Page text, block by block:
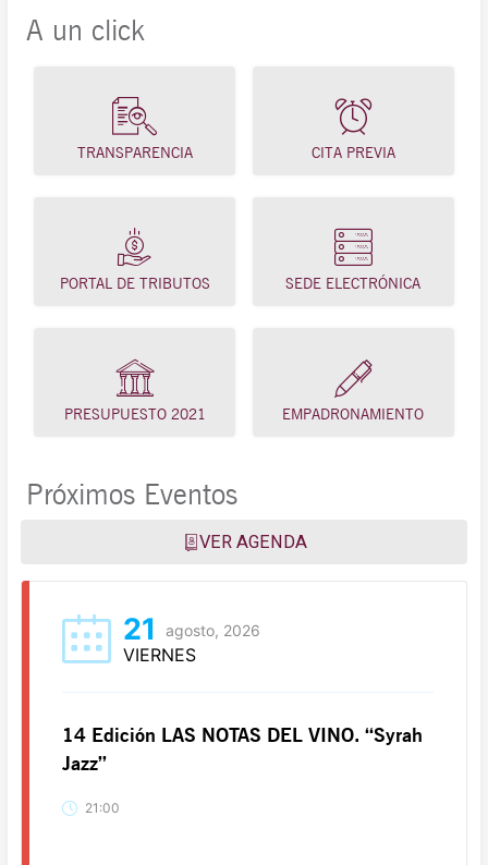
A un click
TRANSPARENCIA CITA PREVIA
PORTAL DE TRIBUTOS SEDE ELECTRÓNICA
PRESUPUESTO 2021 EMPADRONAMIENTO
Próximos Eventos
VER AGENDA
21 agosto, 2026
VIERNES
14 Edición LAS NOTAS DEL VINO. “Syrah
Jazz”
21:00